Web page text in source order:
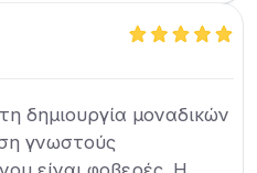
δημιουργία μοναδικών
γνωστούς